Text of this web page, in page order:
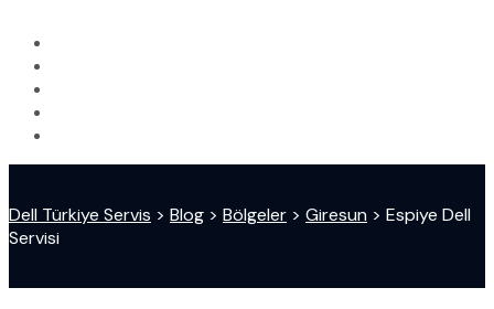
Dell Türkiye Servis > Blog > Bölgeler > Giresun > Espiye Dell
Servisi